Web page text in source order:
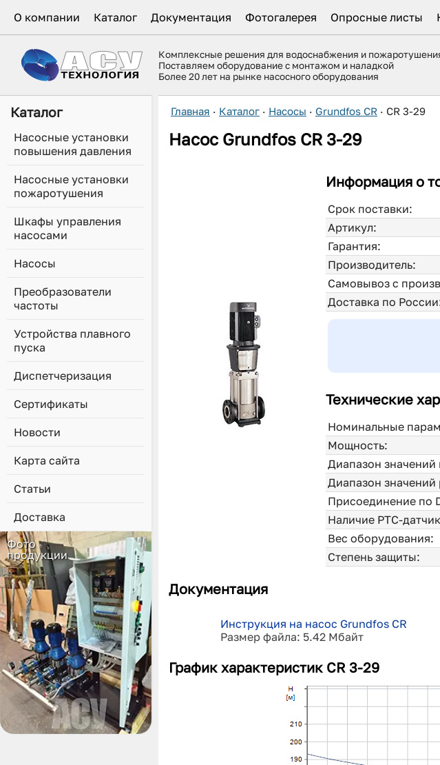
О компании Каталог Документация Фотогалерея Опросные листы
Комплексные решения для водоснабжения и
Поставляем оборудование с монтажом и наладкой
Более 20 лет на рынке насосного оборудования
Каталог
Насосные установки
повышения давления
Насосные установки
пожаротушения
Шкафы управления
насосами
Насосы
Преобразователи
частоты
Устройства плавного
пуска
Диспетчеризация
Сертификаты
Новости
Карта сайта
Статьи
Доставка
Фото
продукции
Главная · Каталог · Насосы · Grundfos CR · CR 3-29
Насос Grundfos CR 3-29
Информация о
Срок поставки:
Артикул:
Гарантия:
Производитель:
Самовывоз с
Доставка по
Технические
Номинальные
Мощность:
Диапазон значений
Диапазон значений
Присоединение по
Наличие PTC-
Вес оборудования:
Степень защиты:
Документация
Инструкция на насос Grundfos CR
Размер файла: 5.42 Мбайт
График характеристик CR 3-29